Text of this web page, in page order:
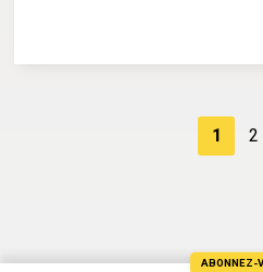
1 2
ABONNEZ-